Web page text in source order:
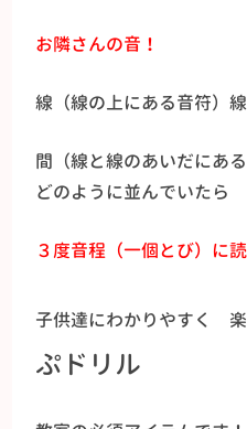
お隣さんの音！
線（線の上にある音符）
間（線と線のあいだにあ
どのように並んでいたら
３度音程（一個とび）に
子供達にわかりやすく
ぷドリル